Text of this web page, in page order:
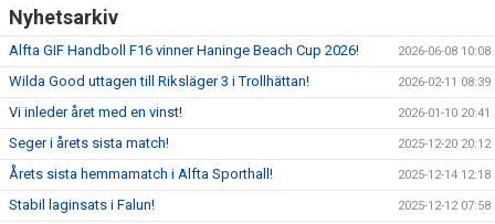
Nyhetsarkiv
Alfta GIF Handboll F16 vinner Haninge Beach Cup 2026! 2026-06-08 10:08
Wilda Good uttagen till Riksläger 3 i Trollhättan! 2026-02-11 08:39
Vi inleder året med en vinst! 2026-01-10 20:41
Seger i årets sista match! 2025-12-20 20:12
Årets sista hemmamatch i Alfta Sporthall! 2025-12-14 12:18
Stabil laginsats i Falun! 2025-12-12 07:58